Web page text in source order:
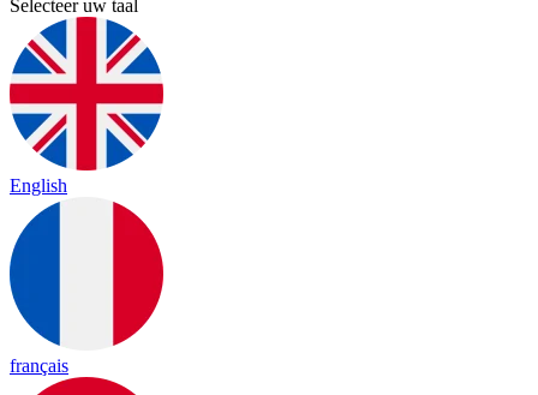
Selecteer uw taal
English
français